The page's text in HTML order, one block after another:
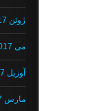
ژوئن 2017
می 2017
آوریل 2017
مارس 2017